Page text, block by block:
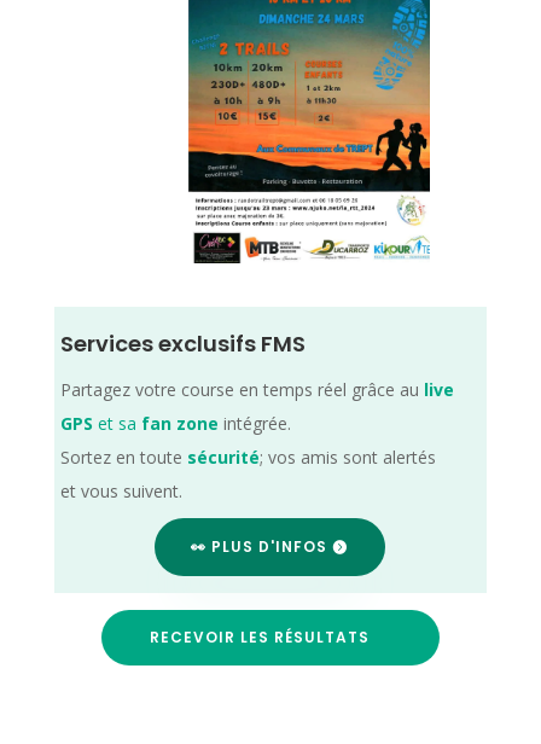
Services exclusifs FMS
Partagez votre course en temps réel grâce au live
GPS et sa fan zone intégrée.
Sortez en toute sécurité; vos amis sont alertés
et vous suivent.
👀 PLUS D'INFOS
RECEVOIR LES RÉSULTATS